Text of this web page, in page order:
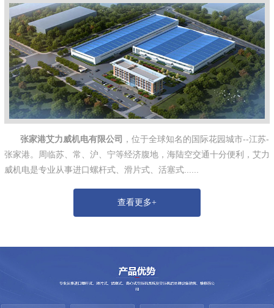
张家港艾力威机电有限公司 ，位于全球知名的国际花园城市--江苏-
张家港。周临苏、常、沪、宁等经济腹地，海陆空交通十分便利，艾力
威机电是专业从事进口螺杆式、滑片式、活塞式......
查看更多+